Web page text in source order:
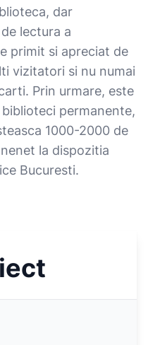
dar
lectura a
primit si apreciat de
vizitatori si nu numai
Prin urmare, este
permanente,
1000-2000 de
la dispozitia
Bucuresti.